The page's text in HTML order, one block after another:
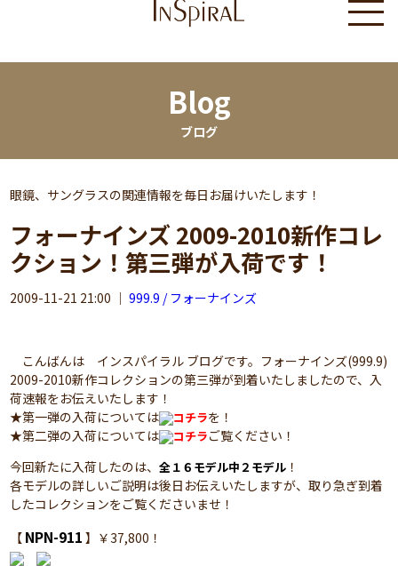
Blog
ブログ
眼鏡、サングラスの関連情報を毎日お届けいたします！
フォーナインズ 2009-2010新作コレ
クション！第三弾が入荷です！
2009-11-21 21:00 ｜999.9 / フォーナインズ
こんばんは インスパイラル ブログです。フォーナインズ(999.9)
2009-2010新作コレクションの第三弾が到着いたしましたので、入
荷速報をお伝えいたします！
★第一弾の入荷については
コチラを！
★第二弾の入荷については
コチラご覧ください！
今回新たに入荷したのは、全１６モデル中２モデル ！
各モデルの詳しいご説明は後日お伝えいたしますが、取り急ぎ到着
したコレクションをご覧くださいませ！
【 NPN-911 】￥37,800！